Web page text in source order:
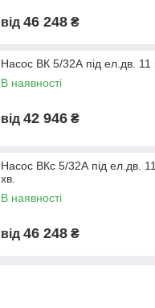
від 46 248 ₴
Насос ВК 5/32А під ел.дв. 11
В наявності
від 42 946 ₴
Насос ВКc 5/32А під ел.дв.
хв.
В наявності
від 46 248 ₴